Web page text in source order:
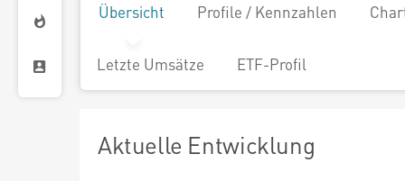
Übersicht Profile / Kennzahlen
Letzte Umsätze ETF-Profil
Aktuelle Entwicklung